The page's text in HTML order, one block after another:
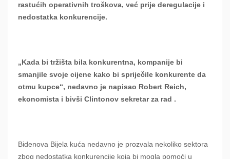
rastućih operativnih troškova, već prije deregulacije i
nedostatka konkurencije.
„Kada bi tržišta bila konkurentna, kompanije bi
smanjile svoje cijene kako bi spriječile konkurente da
otmu kupce“, nedavno je napisao Robert Reich,
ekonomista i bivši Clintonov sekretar za rad .
Bidenova Bijela kuća nedavno je prozvala nekoliko sektora
zbog nedostatka konkurencije koja bi mogla pomoći u